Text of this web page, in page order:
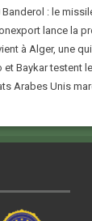
Banderol : le
lance la
à Alger, une
Baykar testent
Arabes Unis